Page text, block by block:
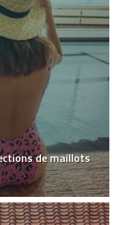
de maillots